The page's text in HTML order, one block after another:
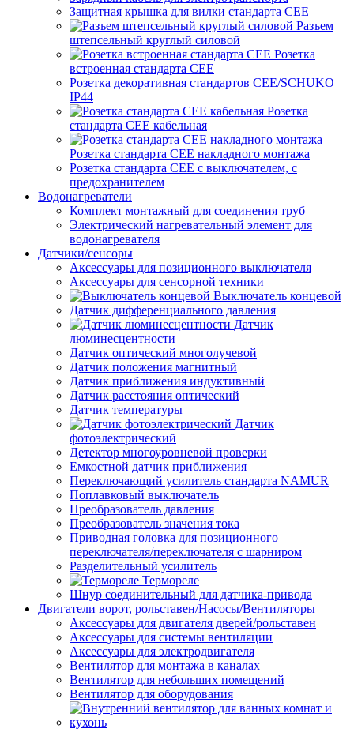
Защитная крышка для вилки стандарта CEE
Разъем
штепсельный круглый силовой
Розетка
встроенная стандарта CEE
Розетка декоративная стандартов CEE/SCHUKO
IP44
Розетка
стандарта СЕЕ кабельная
Розетка стандарта СЕЕ накладного монтажа
Розетка стандарта СЕЕ с выключателем, с
предохранителем
Водонагреватели
Комплект монтажный для соединения труб
Электрический нагревательный элемент для
водонагревателя
Датчики/сенсоры
Аксессуары для позиционного выключателя
Аксессуары для сенсорной техники
Выключатель концевой
Датчик дифференциального давления
Датчик
люминесцентности
Датчик оптический многолучевой
Датчик положения магнитный
Датчик приближения индуктивный
Датчик расстояния оптический
Датчик температуры
Датчик
фотоэлектрический
Детектор многоуровневой проверки
Емкостной датчик приближения
Переключающий усилитель стандарта NAMUR
Поплавковый выключатель
Преобразователь давления
Преобразователь значения тока
Приводная головка для позиционного
переключателя/переключателя с шарниром
Разделительный усилитель
Термореле
Шнур соединительный для датчика-привода
Двигатели ворот, рольставен/Насосы/Вентиляторы
Аксессуары для двигателя дверей/рольставен
Аксессуары для системы вентиляции
Аксессуары для электродвигателя
Вентилятор для монтажа в каналах
Вентилятор для небольших помещений
Вентилятор для оборудования